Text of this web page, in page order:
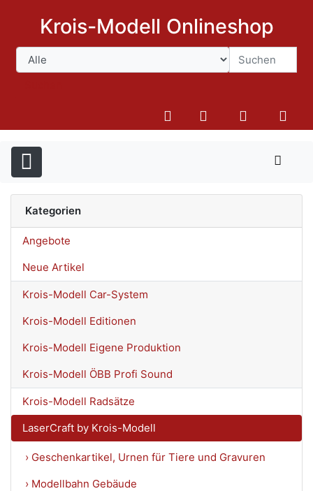
Krois-Modell Onlineshop
Kategorien
Angebote
Neue Artikel
Krois-Modell Car-System
Krois-Modell Editionen
Krois-Modell Eigene Produktion
Krois-Modell ÖBB Profi Sound
Krois-Modell Radsätze
LaserCraft by Krois-Modell
› Geschenkartikel, Urnen für Tiere und Gravuren
› Modellbahn Gebäude